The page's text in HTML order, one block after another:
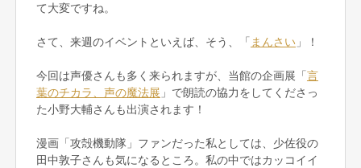
て大変ですね。
さて、来週のイベントといえば、そう、「 まんさい」！
今回は声優さんも多く来られますが、当館の企画展「 言
葉のチカラ、声の魔法展 」で朗読の協力をしてくださっ
た小野大輔さんも出演されます！
漫画「攻殻機動隊」ファンだった私としては、少佐役の
田中敦子さんも気になるところ。私の中ではカッコイイ